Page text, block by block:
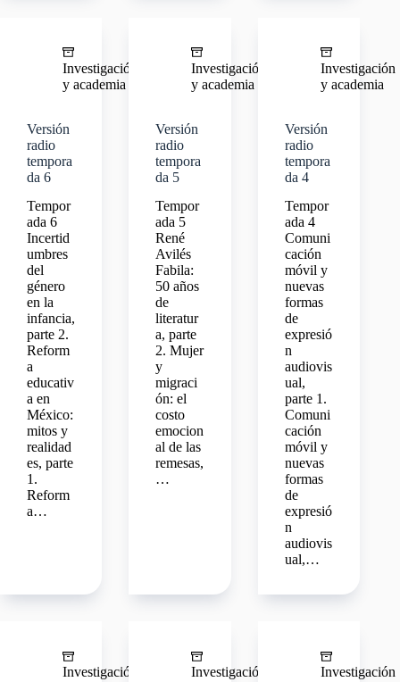
Investigación
y academia
Versión
radio
tempora
da 6
Tempor
ada 6
Incertid
umbres
del
género
en la
infancia,
parte 2.
Reform
a
educativ
a en
México:
mitos y
realidad
es, parte
1.
Reform
a…
Investigación
y academia
Versión
radio
tempora
da 5
Tempor
ada 5
René
Avilés
Fabila:
50 años
de
literatur
a, parte
2. Mujer
y
migraci
ón: el
costo
emocion
al de las
remesas,
…
Investigación
y academia
Versión
radio
tempora
da 4
Tempor
ada 4
Comuni
cación
móvil y
nuevas
formas
de
expresió
n
audiovis
ual,
parte 1.
Comuni
cación
móvil y
nuevas
formas
de
expresió
n
audiovis
ual,…
Investigación
Investigación
Investigación